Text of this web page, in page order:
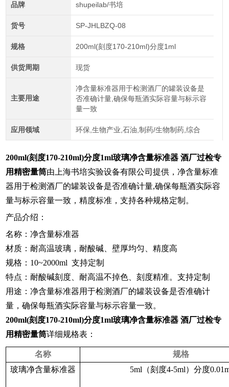
品牌 shupeilab/书培
货号 SP-JHLBZQ-08
规格 200ml(刻度170-210ml)分度1ml
供货周期 现货
主要用途
净含量标准器用于检测酒厂的罐装设备是
否准确计量,确保每瓶酒实际容量与标示容
量一致
应用领域 环保,生物产业,石油,制药/生物制药,综合
200ml(刻度170-210ml)分度1ml玻璃净含量标准器 酒厂过检专
用精密量筒由上海书培实验设备有限公司提供，净含量标准
器用于检测酒厂的罐装设备是否准确计量,确保每瓶酒实际容
量与标示容量一致，精度标准，支持各种规格定制。
产品介绍：
名称：净含量标准器
材质：耐高温玻璃，耐酸碱、壁厚均匀、精度高
规格：10~2000ml 支持定制
特点：耐酸碱刻度、耐高温不掉色、刻度精准。支持定制
用途：净含量标准器用于检测酒厂的罐装设备是否准确计
量，确保每瓶酒实际容量与标示容量一致。
200ml(刻度170-210ml)分度1ml玻璃净含量标准器 酒厂过检专
用精密量筒详细规格表：
名称
规格
玻璃净含量标准器
5ml（刻度4-5ml）分度